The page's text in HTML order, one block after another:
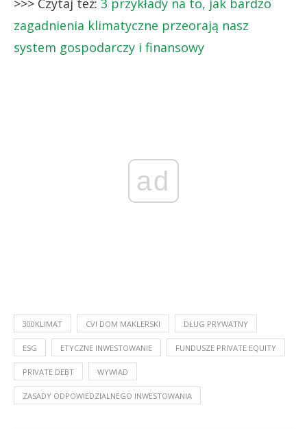
zagadnienia klimatyczne przeorają nasz
system gospodarczy i finansowy
ad
300KLIMAT CVI DOM MAKLERSKI DŁUG PRYWATNY
ESG ETYCZNE INWESTOWANIE FUNDUSZE PRIVATE EQUITY
PRIVATE DEBT WYWIAD
ZASADY ODPOWIEDZIALNEGO INWESTOWANIA